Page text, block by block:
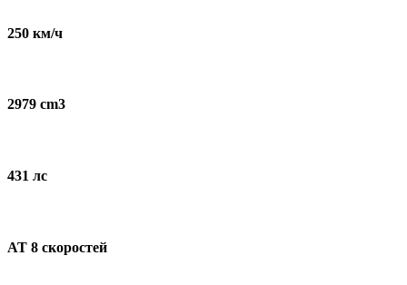
кресле
250 км/ч
2979 cm3
431 лс
AT 8 скоростей